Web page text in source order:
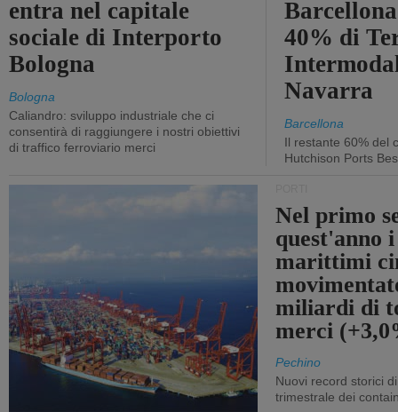
entra nel capitale
sociale di Interporto
Bologna
Bologna
Caliandro: sviluppo industriale che ci
consentirà di raggiungere i nostri obiettivi
di traffico ferroviario merci
40% di
Navarra
Barcellona
Il restante 60% del
Hutchison Ports
Nel primo
quest'anno
marittimi
miliardi di
merci
Pechino
Nuovi record storici
trimestrale dei